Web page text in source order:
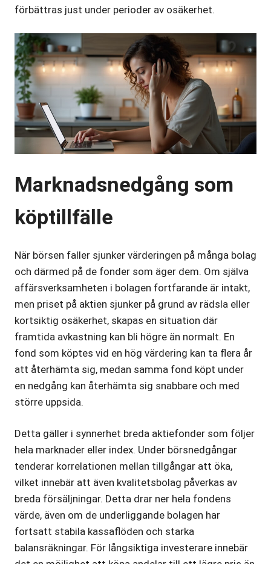
förbättras just under perioder av osäkerhet.
Marknadsnedgång som
köptillfälle
När börsen faller sjunker värderingen på många bolag
och därmed på de fonder som äger dem. Om själva
affärsverksamheten i bolagen fortfarande är intakt,
men priset på aktien sjunker på grund av rädsla eller
kortsiktig osäkerhet, skapas en situation där
framtida avkastning kan bli högre än normalt. En
fond som köptes vid en hög värdering kan ta flera år
att återhämta sig, medan samma fond köpt under
en nedgång kan återhämta sig snabbare och med
större uppsida.
Detta gäller i synnerhet breda aktiefonder som följer
hela marknader eller index. Under börsnedgångar
tenderar korrelationen mellan tillgångar att öka,
vilket innebär att även kvalitetsbolag påverkas av
breda försäljningar. Detta drar ner hela fondens
värde, även om de underliggande bolagen har
fortsatt stabila kassaflöden och starka
balansräkningar. För långsiktiga investerare innebär